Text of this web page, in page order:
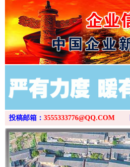
投稿邮箱： 3555333776@QQ.COM